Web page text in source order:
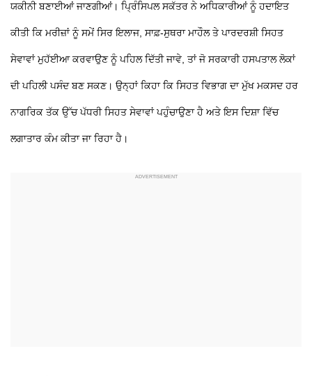
ਯਕੀਨੀ ਬਣਾਈਆਂ ਜਾਣਗੀਆਂ। ਪ੍ਰਿੰਸਿਪਲ ਸਕੱਤਰ ਨੇ ਅਧਿਕਾਰੀਆਂ ਨੂੰ ਹਦਾਇਤ
ਕੀਤੀ ਕਿ ਮਰੀਜ਼ਾਂ ਨੂੰ ਸਮੇਂ ਸਿਰ ਇਲਾਜ, ਸਾਫ਼-ਸੁਥਰਾ ਮਾਹੌਲ ਤੇ ਪਾਰਦਰਸ਼ੀ ਸਿਹਤ
ਸੇਵਾਵਾਂ ਮੁਹੱਈਆ ਕਰਵਾਉਣ ਨੂੰ ਪਹਿਲ ਦਿੱਤੀ ਜਾਵੇ, ਤਾਂ ਜੋ ਸਰਕਾਰੀ ਹਸਪਤਾਲ ਲੋਕਾਂ
ਦੀ ਪਹਿਲੀ ਪਸੰਦ ਬਣ ਸਕਣ। ਉਨ੍ਹਾਂ ਕਿਹਾ ਕਿ ਸਿਹਤ ਵਿਭਾਗ ਦਾ ਮੁੱਖ ਮਕਸਦ ਹਰ
ਨਾਗਰਿਕ ਤੱਕ ਉੱਚ ਪੱਧਰੀ ਸਿਹਤ ਸੇਵਾਵਾਂ ਪਹੁੰਚਾਉਣਾ ਹੈ ਅਤੇ ਇਸ ਦਿਸ਼ਾ ਵਿੱਚ
ਲਗਾਤਾਰ ਕੰਮ ਕੀਤਾ ਜਾ ਰਿਹਾ ਹੈ।